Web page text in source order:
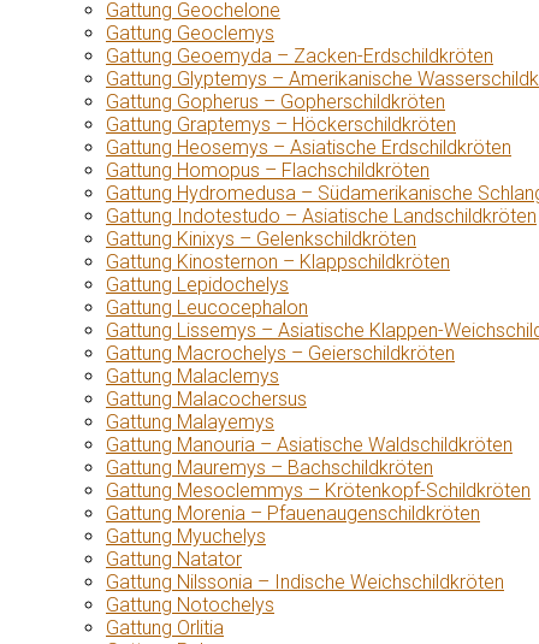
Gattung Geochelone
Gattung Geoclemys
Gattung Geoemyda – Zacken-Erdschildkröten
Gattung Glyptemys – Amerikanische
Gattung Gopherus – Gopherschildkröten
Gattung Graptemys – Höckerschildkröten
Gattung Heosemys – Asiatische Erdschildkröten
Gattung Homopus – Flachschildkröten
Gattung Hydromedusa – Südamerikanische
Gattung Indotestudo – Asiatische Landschildkröten
Gattung Kinixys – Gelenkschildkröten
Gattung Kinosternon – Klappschildkröten
Gattung Lepidochelys
Gattung Leucocephalon
Gattung Lissemys – Asiatische Klappen-
Gattung Macrochelys – Geierschildkröten
Gattung Malaclemys
Gattung Malacochersus
Gattung Malayemys
Gattung Manouria – Asiatische Waldschildkröten
Gattung Mauremys – Bachschildkröten
Gattung Mesoclemmys – Krötenkopf-Schildkröten
Gattung Morenia – Pfauenaugenschildkröten
Gattung Myuchelys
Gattung Natator
Gattung Nilssonia – Indische Weichschildkröten
Gattung Notochelys
Gattung Orlitia